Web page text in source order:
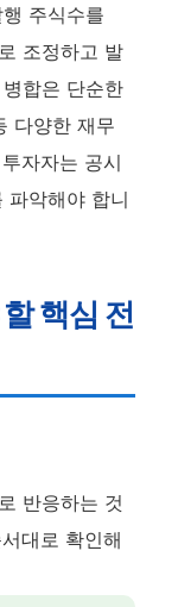
주식수를
조정하고 발
합은 단순한
다양한 재무
자자는 공시
파악해야 합니
핵심 전
반응하는 것
대로 확인해